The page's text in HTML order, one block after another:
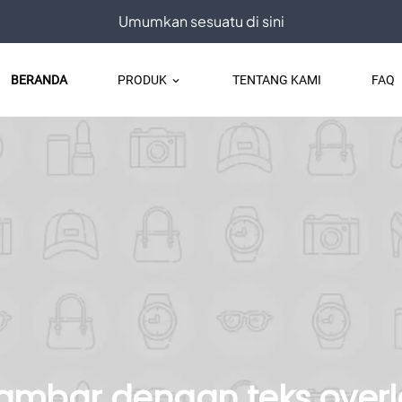
Umumkan sesuatu di sini
BERANDA PRODUK keyboard_arrow_down TENTANG KAMI FAQ